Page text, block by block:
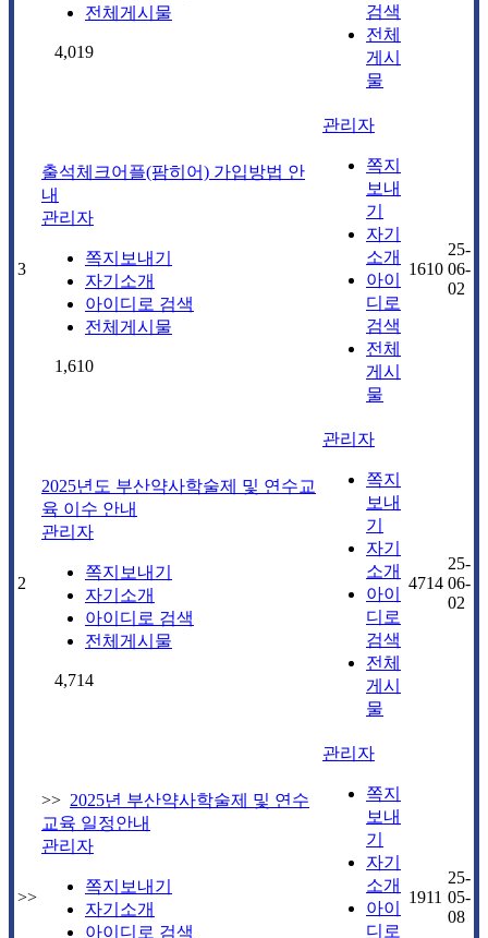
전체게시물
4,019
검색
전체
게시
물
3
출석체크어플(팜히어) 가입방법 안
내
관리자
쪽지보내기
자기소개
아이디로 검색
전체게시물
1,610
관리자
쪽지
보내
기
자기
소개
아이
디로
검색
전체
게시
물
1610
25-
06-
02
2
2025년도 부산약사학술제 및 연수교
육 이수 안내
관리자
쪽지보내기
자기소개
아이디로 검색
전체게시물
4,714
관리자
쪽지
보내
기
자기
소개
아이
디로
검색
전체
게시
물
4714
25-
06-
02
>>
>> 2025년 부산약사학술제 및 연수
교육 일정안내
관리자
쪽지보내기
자기소개
아이디로 검색
관리자
쪽지
보내
기
자기
소개
아이
디로
1911
25-
05-
08